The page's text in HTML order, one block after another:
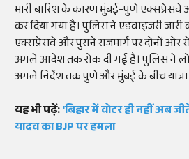
भारी बारिश के कारण मुंबई-पुणे एक्सप्रेसवे
कर दिया गया है। पुलिस ने एडवाइजरी
एक्सप्रेसवे और पुराने राजमार्ग पर दोनों
अगले आदेश तक रोक दी गई है। पुलिस ने
अगले निर्देश तक पुणे और मुंबई के बीच
यह भी पढ़ें:'बिहार में वोटर ही नहीं अब
यादव का BJP पर हमला